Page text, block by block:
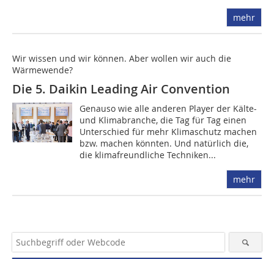
mehr
Wir wissen und wir können. Aber wollen wir auch die
Wärmewende?
Die 5. Daikin Leading Air Convention
Genauso wie alle anderen Player der Kälte-
und Klimabranche, die Tag für Tag einen
Unterschied für mehr Klimaschutz machen
bzw. machen könnten. Und natürlich die,
die klimafreundliche Techniken...
mehr